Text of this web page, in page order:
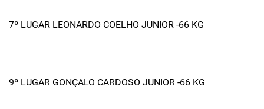
7º LUGAR LEONARDO COELHO JUNIOR -66 KG
9º LUGAR GONÇALO CARDOSO JUNIOR -66 KG